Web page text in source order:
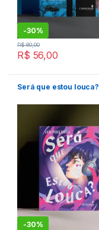
-30%
R$ 56,00
R$80,00
Será que estou louca?
-30%